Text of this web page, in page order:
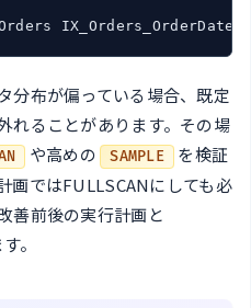
IX_Orders_OrderDate
分布が偏っている場合、既定
れることがあります。その場
や高めの SAMPLE
を検証
画ではFULLSCANにしても必
善前後の実行計画と
。